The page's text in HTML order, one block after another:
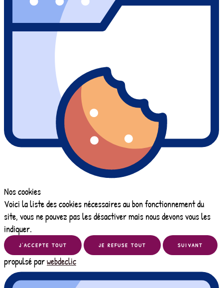
Nos cookies
Voici la liste des cookies nécessaires au bon fonctionnement du
site, vous ne pouvez pas les désactiver mais nous devons vous les
indiquer.
J’ACCEPTE TOUT JE REFUSE TOUT SUIVANT
propulsé parwebdeclic